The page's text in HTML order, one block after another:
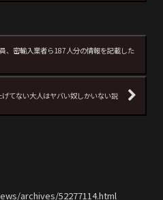
、密輸入業者ら187人分の情報を記載した
げてない大人はヤバい奴しかいない説
archives/52277114.html